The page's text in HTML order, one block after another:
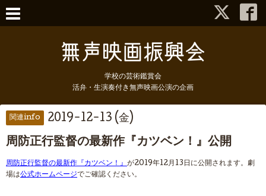
学校の芸術鑑賞会
活弁・生演奏付き無声映画公演の企画
関連info 2019-12-13 (金)
周防正行監督の最新作『カツベン！』公開
周防正行監督の最新作『カツベン！』 が2019年12月13日に公開されます。劇
場は公式ホームページでご確認ください。